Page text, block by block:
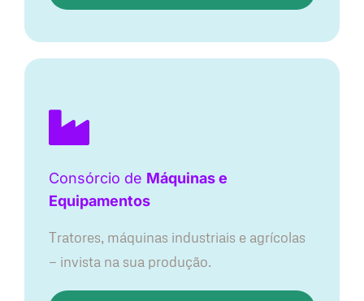
Consórcio de Máquinas e
Equipamentos
Tratores, máquinas industriais e agrícolas
— invista na sua produção.